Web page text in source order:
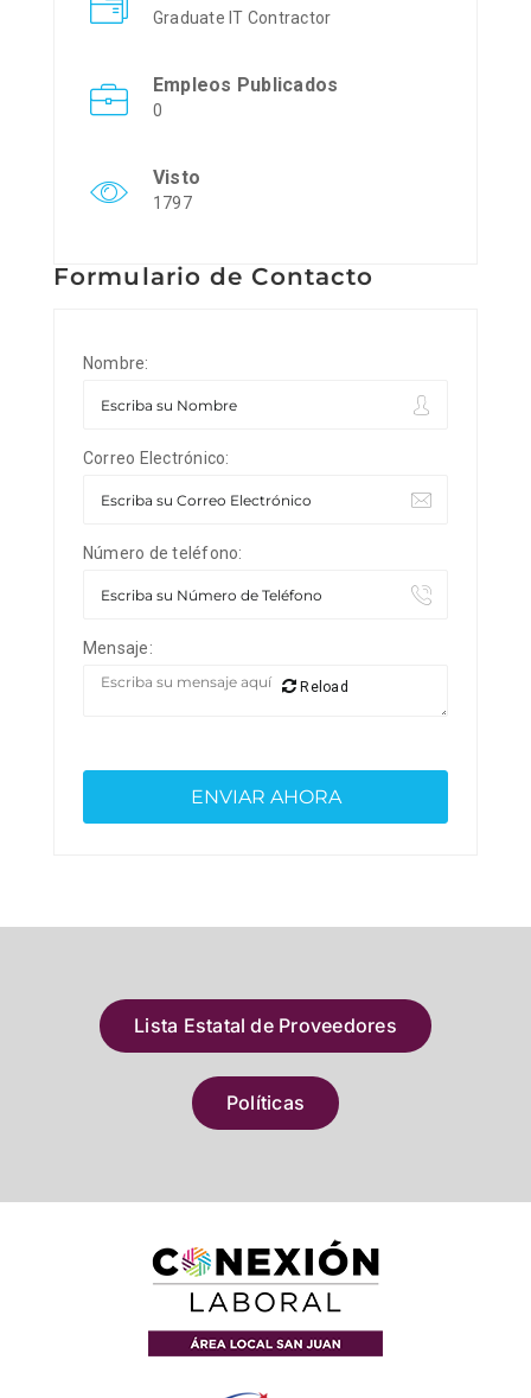
Graduate IT Contractor
Empleos Publicados
0
Visto
1797
Formulario de Contacto
Nombre:
Correo Electrónico:
Número de teléfono:
Mensaje:
Reload
Lista Estatal de Proveedores
Políticas